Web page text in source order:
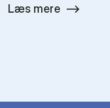
Læs mere